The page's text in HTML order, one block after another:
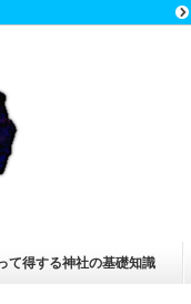
て得する神社の基礎知識